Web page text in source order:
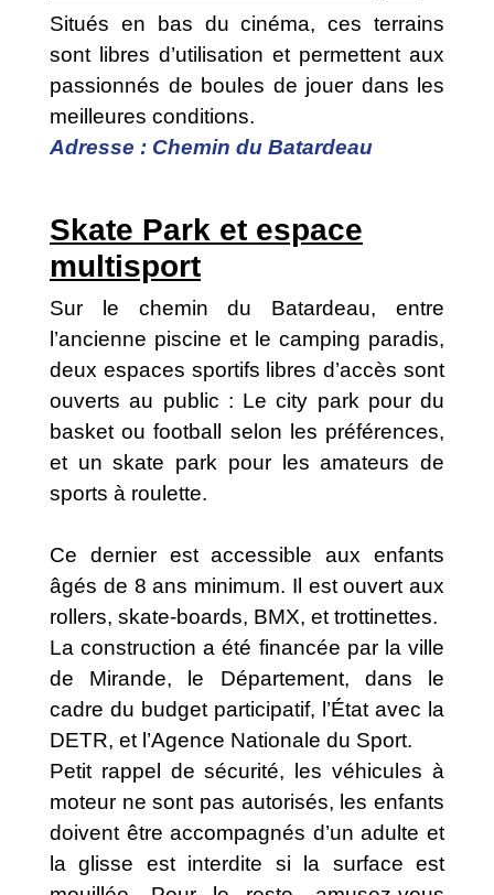
Situés en bas du cinéma, ces terrains
sont libres d’utilisation et permettent aux
passionnés de boules de jouer dans les
meilleures conditions.
Adresse : Chemin du Batardeau
Skate Park et espace
multisport
Sur le chemin du Batardeau, entre
l’ancienne piscine et le camping paradis,
deux espaces sportifs libres d’accès sont
ouverts au public : Le city park pour du
basket ou football selon les préférences,
et un skate park pour les amateurs de
sports à roulette.
Ce dernier est accessible aux enfants
âgés de 8 ans minimum. Il est ouvert aux
rollers, skate-boards, BMX, et trottinettes.
La construction a été financée par la ville
de Mirande, le Département, dans le
cadre du budget participatif, l’État avec la
DETR, et l’Agence Nationale du Sport.
Petit rappel de sécurité, les véhicules à
moteur ne sont pas autorisés, les enfants
doivent être accompagnés d’un adulte et
la glisse est interdite si la surface est